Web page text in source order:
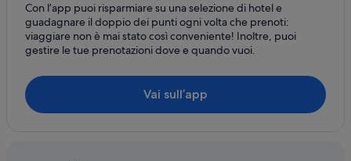
Con l’app puoi risparmiare su una selezione di hotel e
guadagnare il doppio dei punti ogni volta che prenoti:
viaggiare non è mai stato così conveniente! Inoltre, puoi
gestire le tue prenotazioni dove e quando vuoi.
Vai sull’app